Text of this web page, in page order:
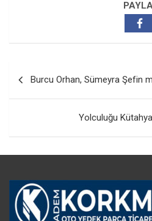
Burcu Orhan, Sümeyra Şefin
Yolculuğu